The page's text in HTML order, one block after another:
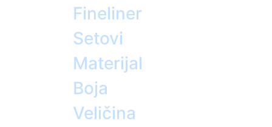
Fineliner
Setovi
Materijal
Boja
Veličina